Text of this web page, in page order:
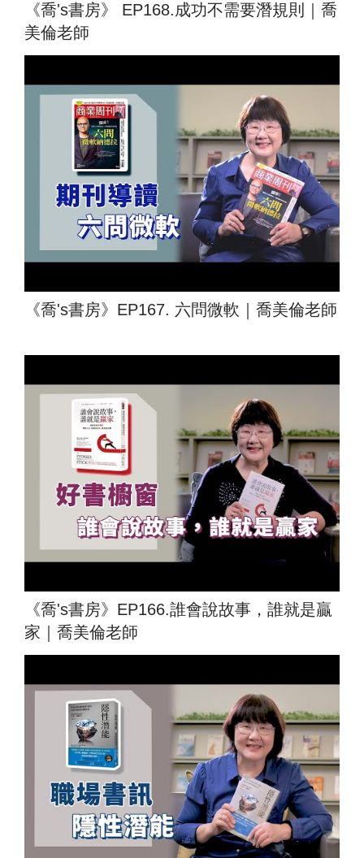
《喬's書房》 EP168.成功不需要潛規則｜喬
美倫老師
《喬's書房》EP167. 六問微軟｜喬美倫老師
《喬's書房》EP166.誰會說故事，誰就是贏
家｜喬美倫老師